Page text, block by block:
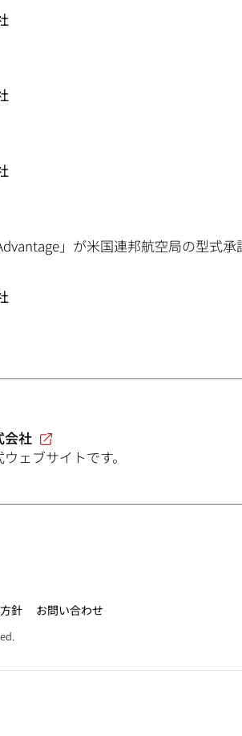
」が米国連邦航空局の型式承
会社
ェブサイトです。
針 お問い合わせ